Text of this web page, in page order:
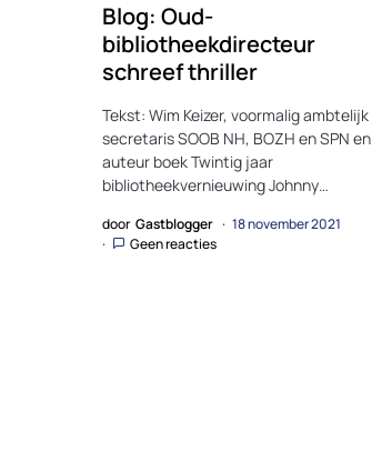
Blog: Oud-
bibliotheekdirecteur
schreef thriller
Tekst: Wim Keizer, voormalig ambtelijk
secretaris SOOB NH, BOZH en SPN en
auteur boek Twintig jaar
bibliotheekvernieuwing Johnny…
door Gastblogger
18 november 2021
Geen reacties